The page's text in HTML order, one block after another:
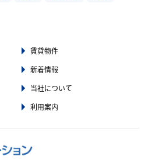
賃貸物件
新着情報
当社について
利用案内